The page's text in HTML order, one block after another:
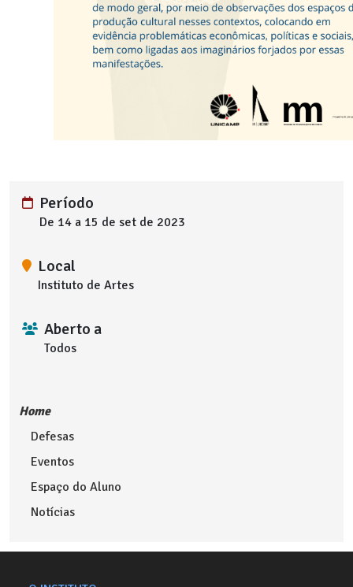
Período
De 14 a 15 de set de 2023
Local
Instituto de Artes
Aberto a
Todos
Home
Defesas
Eventos
Espaço do Aluno
Notícias